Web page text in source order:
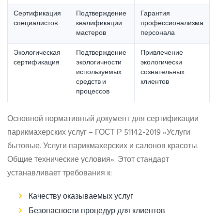
Сертификация
специалистов
Подтверждение
квалификации
мастеров
Гарантия
профессионализма
персонала
Экологическая
сертификация
Подтверждение
экологичности
используемых
средств и
процессов
Привлечение
экологически
сознательных
клиентов
Основной нормативный документ для сертификации
парикмахерских услуг – ГОСТ Р 51142-2019 «Услуги
бытовые. Услуги парикмахерских и салонов красоты.
Общие технические условия». Этот стандарт
устанавливает требования к:
Качеству оказываемых услуг
Безопасности процедур для клиентов